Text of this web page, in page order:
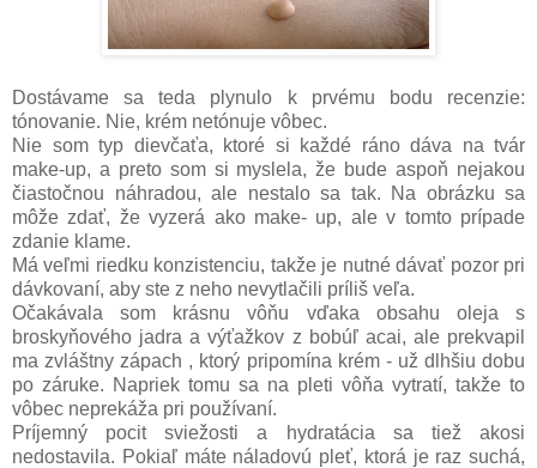
Dostávame sa teda plynulo k prvému bodu recenzie:
tónovanie. Nie, krém netónuje vôbec.
Nie som typ dievčaťa, ktoré si každé ráno dáva na tvár
make-up, a preto som si myslela, že bude aspoň nejakou
čiastočnou náhradou, ale nestalo sa tak. Na obrázku sa
môže zdať, že vyzerá ako make- up, ale v tomto prípade
zdanie klame.
Má veľmi riedku konzistenciu, takže je nutné dávať pozor pri
dávkovaní, aby ste z neho nevytlačili príliš veľa.
Očakávala som krásnu vôňu vďaka obsahu oleja s
broskyňového jadra a výťažkov z bobúľ acai, ale prekvapil
ma zvláštny zápach , ktorý pripomína krém - už dlhšiu dobu
po záruke. Napriek tomu sa na pleti vôňa vytratí, takže to
vôbec neprekáža pri používaní.
Príjemný pocit sviežosti a hydratácia sa tiež akosi
nedostavila. Pokiaľ máte náladovú pleť, ktorá je raz suchá,